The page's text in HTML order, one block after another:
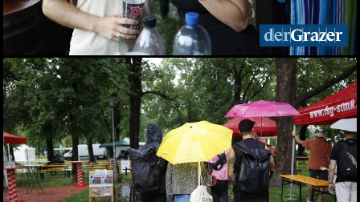
19.06.2026
Big Bottle Schaumwein-
Party im Rosengarten des
Parkhotels
08.06.2026
Der Sommer ist da! 28.
Wirtschaftsstammtisch
im San Pietro
02.06.2026
Bitte lächeln! Diese Gäste
durften wir beim 28.
Stammtisch begrüßen